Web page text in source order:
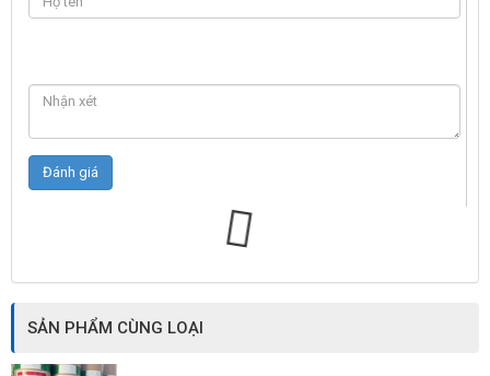
SẢN PHẨM CÙNG LOẠI